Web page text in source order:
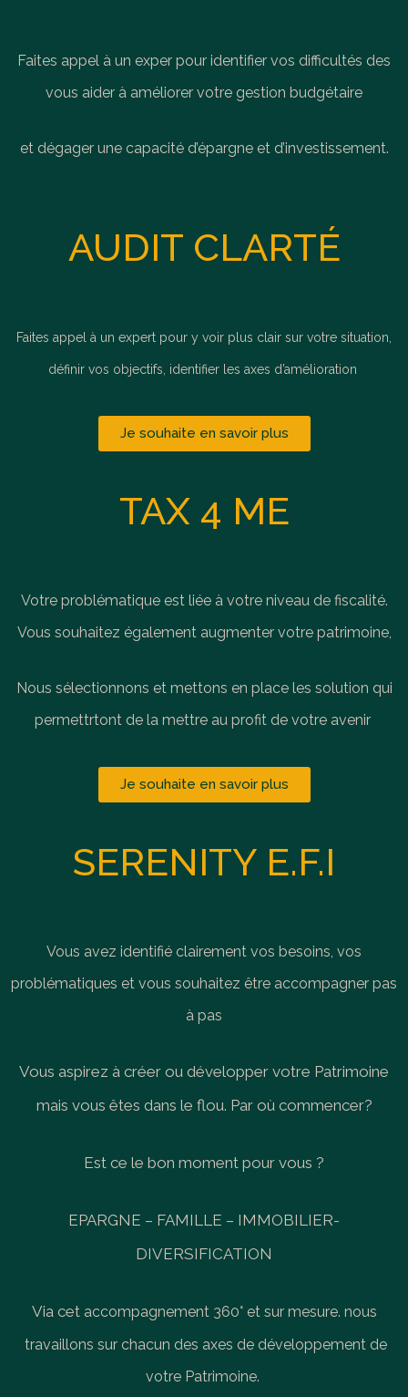
Faites appel à un exper pour identifier vos difficultés des
vous aider à améliorer votre gestion budgétaire
et dégager une capacité d’épargne et d’investissement.
AUDIT CLARTÉ
Faites appel à un expert pour y voir plus clair sur votre situation,
définir vos objectifs, identifier les axes d’amélioration
Je souhaite en savoir plus
TAX 4 ME
Votre problématique est liée à votre niveau de fiscalité.
Vous souhaitez également augmenter votre patrimoine,
Nous sélectionnons et mettons en place les solution qui
permettrtont de la mettre au profit de votre avenir
Je souhaite en savoir plus
SERENITY E.F.I
Vous avez identifié clairement vos besoins, vos
problématiques et vous souhaitez être accompagner pas
à pas
Vous aspirez à créer ou développer votre Patrimoine
mais vous êtes dans le flou. Par où commencer?
Est ce le bon moment pour vous ?
EPARGNE – FAMILLE – IMMOBILIER-
DIVERSIFICATION
Via cet accompagnement 360° et sur mesure. nous
travaillons sur chacun des axes de développement de
votre Patrimoine.